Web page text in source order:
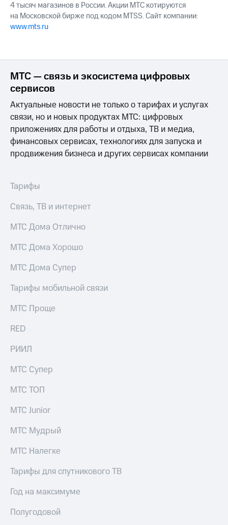
4 тысяч магазинов в России. Акции МТС котируются
на Московской бирже под кодом MTSS. Сайт компании:
www.mts.ru
МТС — связь и экосистема цифровых
сервисов
Актуальные новости не только о тарифах и услугах
связи, но и новых продуктах МТС: цифровых
приложениях для работы и отдыха, ТВ и медиа,
финансовых сервисах, технологиях для запуска и
продвижения бизнеса и других сервисах компании
Тарифы
Связь, ТВ и интернет
МТС Дома Отлично
МТС Дома Хорошо
МТС Дома Супер
Тарифы мобильной связи
МТС Проще
RED
РИИЛ
МТС Супер
МТС ТОП
МТС Junior
МТС Мудрый
МТС Налегке
Тарифы для спутникового ТВ
Год на максимуме
Полугодовой